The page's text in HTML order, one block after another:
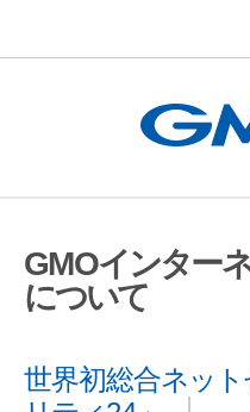
GMOインター
について
世界初総合ネッ